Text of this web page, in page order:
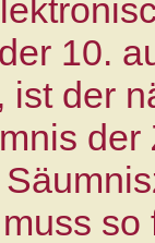
10.
ist der